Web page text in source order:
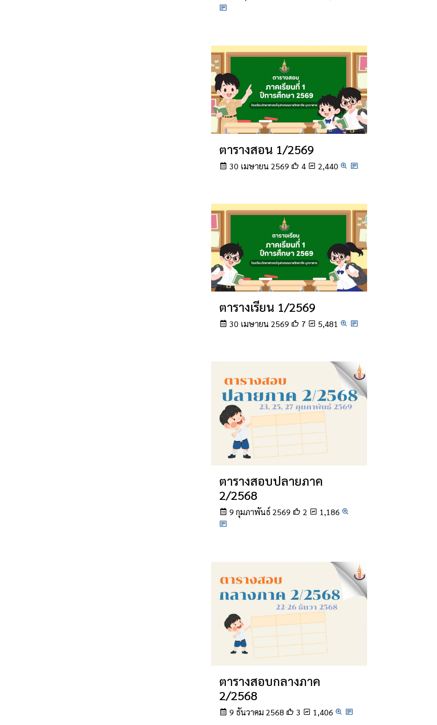
ตารางสอน 1/2569
30 เมษายน 2569 4 2,440
ตารางเรียน 1/2569
30 เมษายน 2569 7 5,481
ตารางสอบปลายภาค
2/2568
9 กุมภาพันธ์ 2569 2 1,186
ตารางสอบกลางภาค
2/2568
9 ธันวาคม 2568 3 1,406